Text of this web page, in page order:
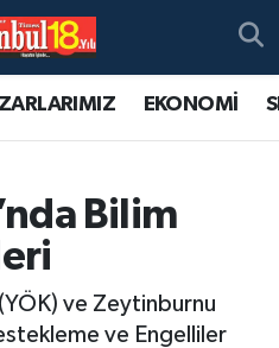
EKONOMİ
Bilim
ve Zeytinburnu
ve Engelliler